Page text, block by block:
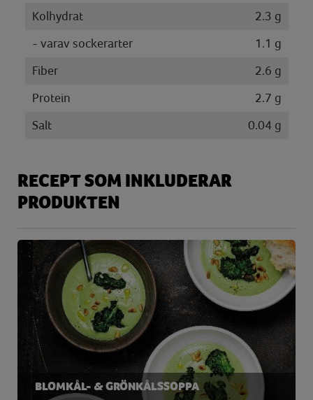
Kolhydrat
2.3 g
- varav sockerarter
1.1 g
Fiber
2.6 g
Protein
2.7 g
Salt
0.04 g
RECEPT SOM INKLUDERAR
PRODUKTEN
BLOMKÅL- & GRÖNKÅLSSOPPA